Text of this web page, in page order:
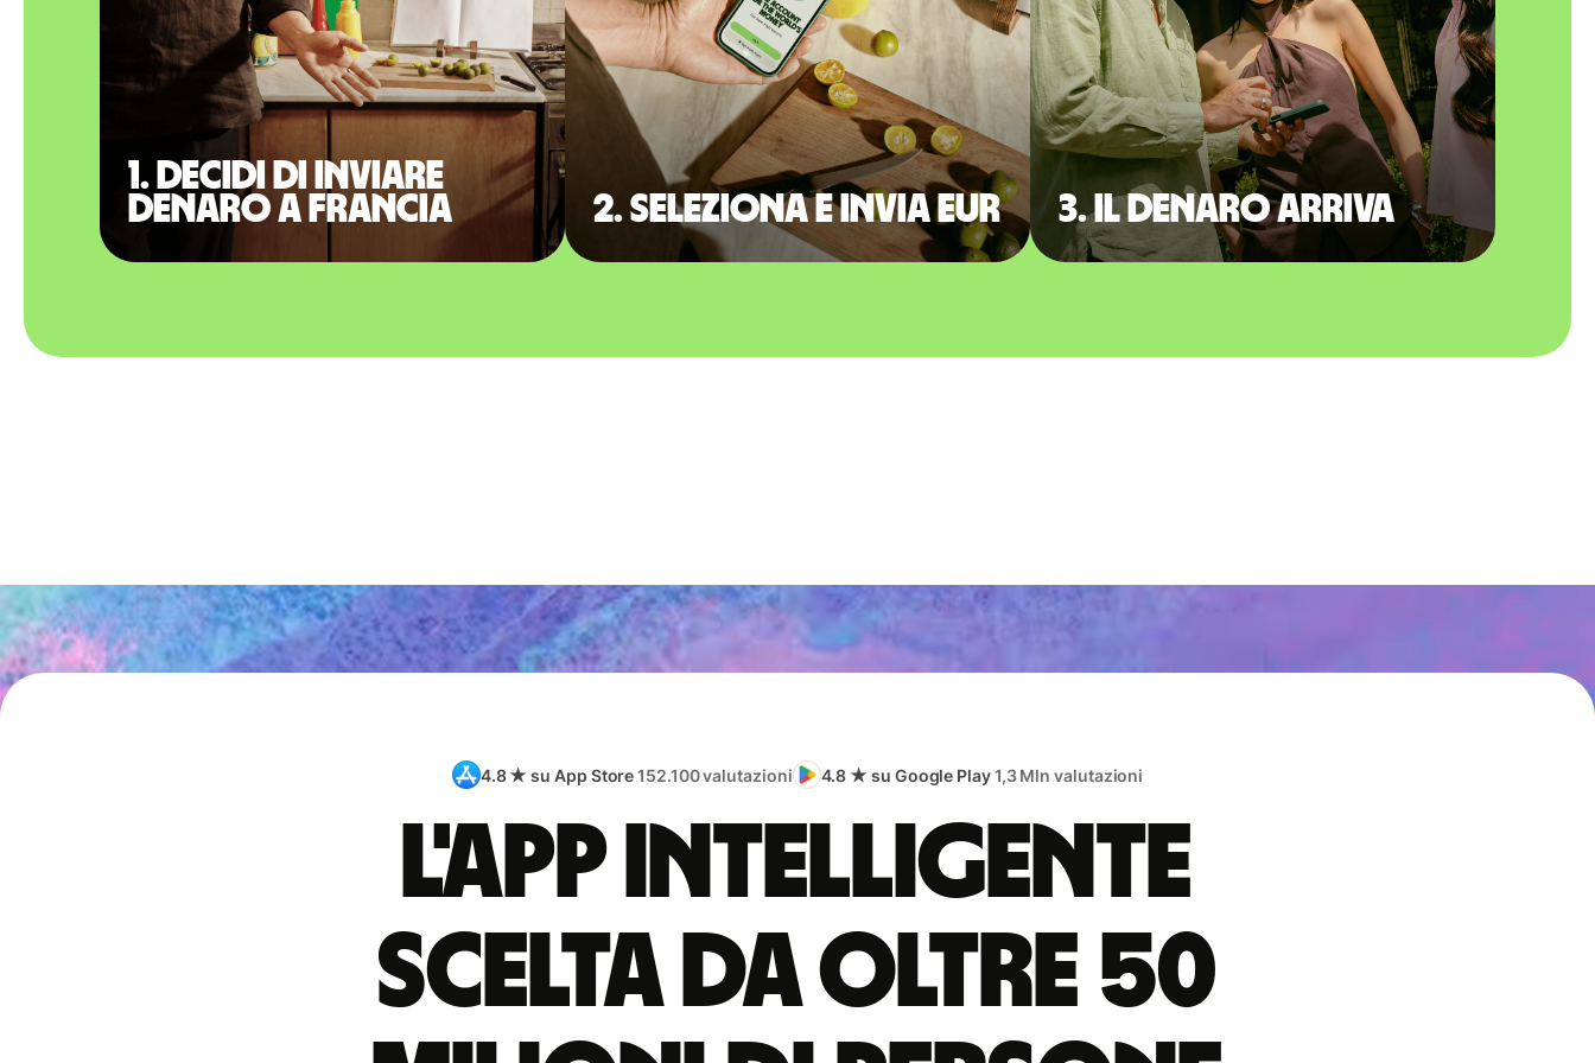
1. Decidi di inviare
denaro a Francia
2. Seleziona e invia EUR 3. Il denaro arriva
4.8 ★ su App Store152.100 valutazioni 4.8 ★ su Google Play1,3 Mln valutazioni
L'app intelligente
scelta da oltre 50